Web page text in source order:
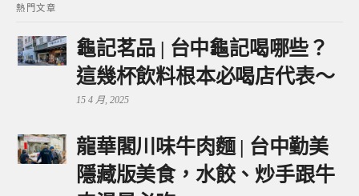
熱門文章
龜記茗品 | 台中龜記喝哪些？
這幾杯飲料根本必喝店代表～
15 4 月, 2025
龍華閣川味牛肉麵 | 台中勤美
隱藏版美食，水餃、炒手跟牛